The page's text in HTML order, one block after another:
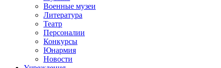
Военные музеи
Литература
Театр
Персоналии
Конкурсы
Юнармия
Новости